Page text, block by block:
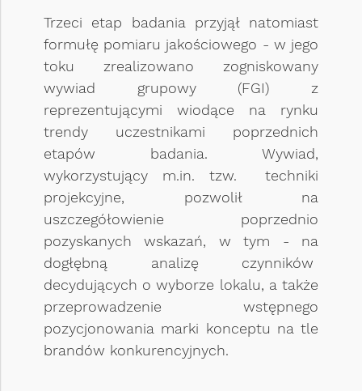
Trzeci etap badania przyjął natomiast
formułę pomiaru jakościowego - w jego
toku zrealizowano zogniskowany
wywiad grupowy (FGI) z
reprezentującymi wiodące na rynku
trendy uczestnikami poprzednich
etapów badania. Wywiad,
wykorzystujący m.in. tzw. techniki
projekcyjne, pozwolił na
uszczegółowienie poprzednio
pozyskanych wskazań, w tym - na
dogłębną analizę czynników
decydujących o wyborze lokalu, a także
przeprowadzenie wstępnego
pozycjonowania marki konceptu na tle
brandów konkurencyjnych.